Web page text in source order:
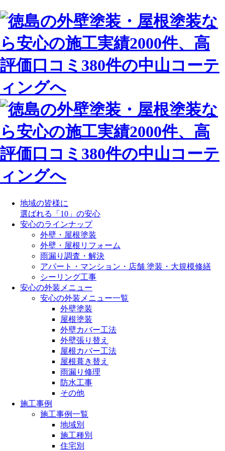
地域の皆様に
選ばれる「10」の安心
安心のラインナップ
外壁・屋根塗装
外壁・屋根リフォーム
雨漏り調査・解決
アパート・マンション・店舗 塗装・大規模修繕
シーリング工事
安心の外装メニュー
安心の外装メニュー一覧
外壁塗装
屋根塗装
外壁カバー工法
外壁張り替え
屋根カバー工法
屋根葺き替え
雨漏り修理
防水工事
その他
施工事例
施工事例一覧
地域別
施工種別
住宅別